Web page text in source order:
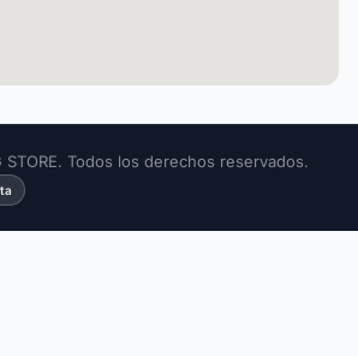
Todos los derechos reservados.